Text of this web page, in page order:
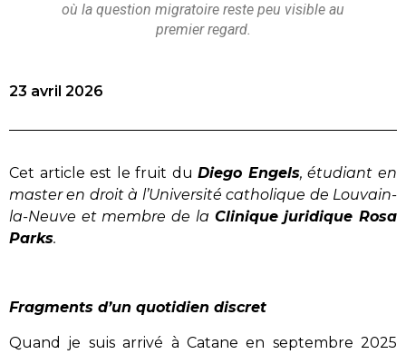
où la question migratoire reste peu visible au
premier regard.
23 avril 2026
Cet article est le fruit duDiego Engels, étudiant en
master en droit à l’Université catholique de Louvain-
la-Neuve et membre de la Clinique juridique Rosa
Parks.
Fragments d’un quotidien discret
Quand je suis arrivé à Catane en septembre 2025